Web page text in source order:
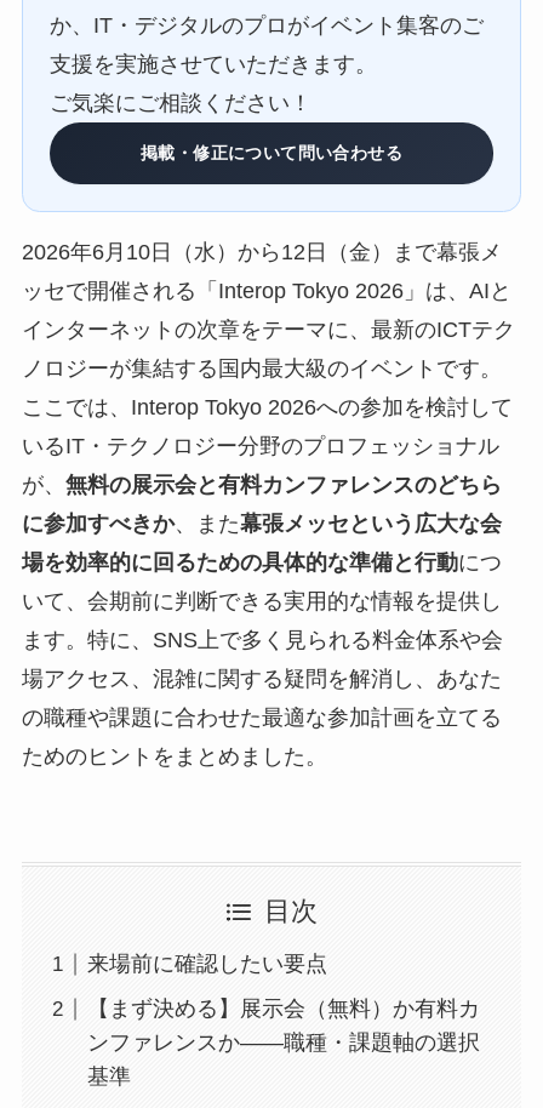
か、IT・デジタルのプロがイベント集客のご
支援を実施させていただきます。
ご気楽にご相談ください！
掲載・修正について問い合わせる
2026年6月10日（水）から12日（金）まで幕張メ
ッセで開催される「Interop Tokyo 2026」は、AIと
インターネットの次章をテーマに、最新のICTテク
ノロジーが集結する国内最大級のイベントです。
ここでは、Interop Tokyo 2026への参加を検討して
いるIT・テクノロジー分野のプロフェッショナル
が、 無料の展示会と有料カンファレンスのどちら
に参加すべきか、また幕張メッセという広大な会
場を効率的に回るための具体的な準備と行動につ
いて、会期前に判断できる実用的な情報を提供し
ます。特に、SNS上で多く見られる料金体系や会
場アクセス、混雑に関する疑問を解消し、あなた
の職種や課題に合わせた最適な参加計画を立てる
ためのヒントをまとめました。
目次
来場前に確認したい要点
【まず決める】展示会（無料）か有料カ
ンファレンスか——職種・課題軸の選択
基準